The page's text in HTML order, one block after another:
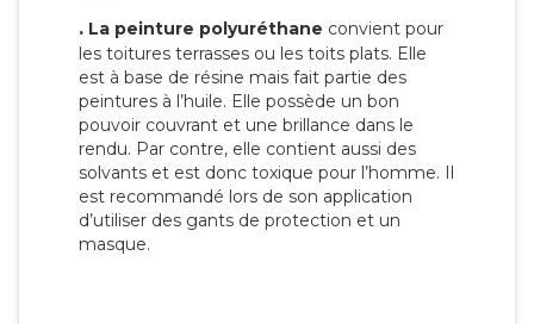
. La peinture polyuréthane convient pour
les toitures terrasses ou les toits plats. Elle
est à base de résine mais fait partie des
peintures à l’huile. Elle possède un bon
pouvoir couvrant et une brillance dans le
rendu. Par contre, elle contient aussi des
solvants et est donc toxique pour l’homme. Il
est recommandé lors de son application
d’utiliser des gants de protection et un
masque.